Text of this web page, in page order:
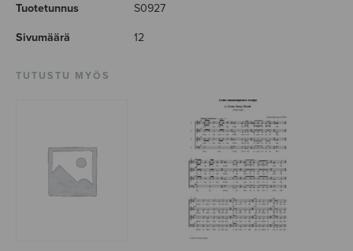
Tuotetunnus S0927
Sivumäärä 12
TUTUSTU MYÖS